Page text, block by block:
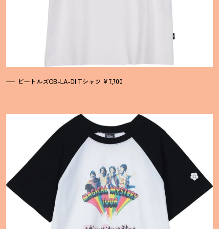
ビートルズOB-LA-DI Tシャツ ¥7,700